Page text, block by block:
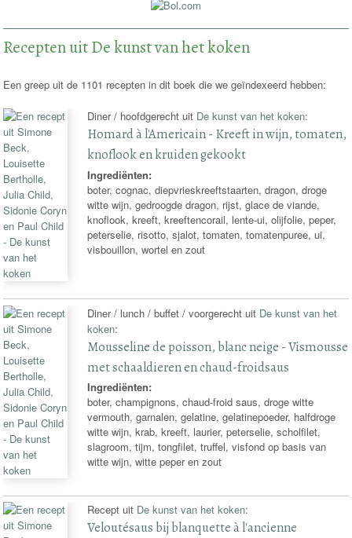
Recepten uit De kunst van het koken
Een greep uit de 1101 recepten in dit boek die we geïndexeerd hebben:
Diner / hoofdgerecht uit De kunst van het koken:
Homard à l'Americain - Kreeft in wijn, tomaten,
knoflook en kruiden gekookt
Ingrediënten:
boter, cognac, diepvrieskreeftstaarten, dragon, droge
witte wijn, gedroogde dragon, rijst, glace de viande,
knoflook, kreeft, kreeftencorail, lente-ui, olijfolie, peper,
peterselie, risotto, sjalot, tomaten, tomatenpuree, ui,
visbouillon, wortel en zout
Diner / lunch / buffet / voorgerecht uit De kunst van het
koken:
Mousseline de poisson, blanc neige - Vismousse
met schaaldieren en chaud-froidsaus
Ingrediënten:
boter, champignons, chaud-froid saus, droge witte
vermouth, garnalen, gelatine, gelatinepoeder, halfdroge
witte wijn, krab, kreeft, laurier, peterselie, scholfilet,
slagroom, tijm, tongfilet, truffel, visfond op basis van
witte wijn, witte peper en zout
Recept uit De kunst van het koken:
Veloutésaus bij blanquette à l'ancienne